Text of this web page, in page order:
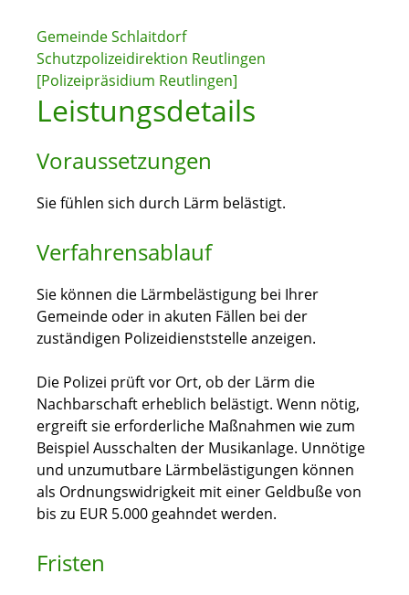
Gemeinde Schlaitdorf
Schutzpolizeidirektion Reutlingen
[Polizeipräsidium Reutlingen]
Leistungsdetails
Voraussetzungen
Sie fühlen sich durch Lärm belästigt.
Verfahrensablauf
Sie können die Lärmbelästigung bei Ihrer
Gemeinde oder in akuten Fällen bei der
zuständigen Polizeidienststelle anzeigen.
Die Polizei prüft vor Ort, ob der Lärm die
Nachbarschaft erheblich belästigt. Wenn nötig,
ergreift sie erforderliche Maßnahmen wie zum
Beispiel Ausschalten der Musikanlage. Unnötige
und unzumutbare Lärmbelästigungen können
als Ordnungswidrigkeit mit einer Geldbuße von
bis zu EUR 5.000 geahndet werden.
Fristen